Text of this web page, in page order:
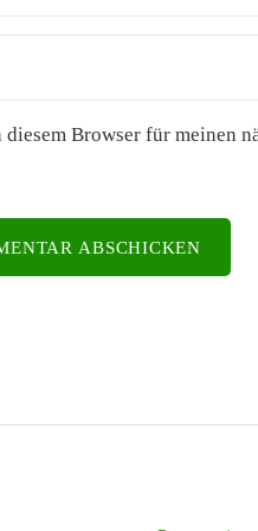
Browser für meinen